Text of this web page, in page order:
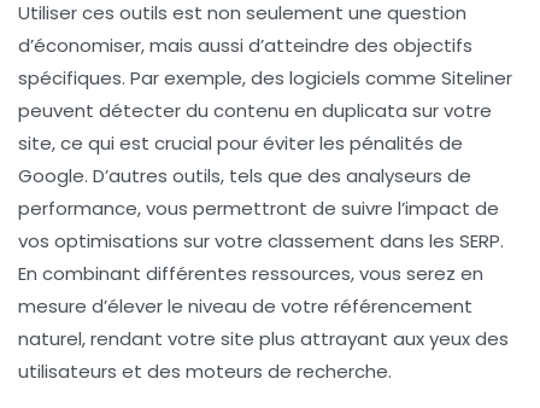
Utiliser ces outils est non seulement une question
d’économiser, mais aussi d’atteindre des objectifs
spécifiques. Par exemple, des logiciels comme Siteliner
peuvent détecter du contenu en duplicata sur votre
site, ce qui est crucial pour éviter les pénalités de
Google. D’autres outils, tels que des analyseurs de
performance, vous permettront de suivre l’impact de
vos optimisations sur votre classement dans les SERP.
En combinant différentes ressources, vous serez en
mesure d’élever le niveau de votre référencement
naturel, rendant votre site plus attrayant aux yeux des
utilisateurs et des moteurs de recherche.